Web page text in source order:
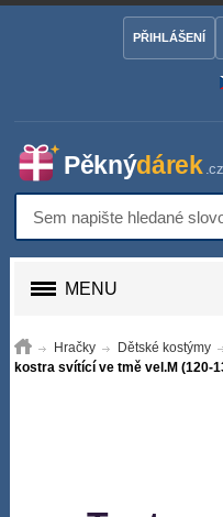
PŘIHLÁŠENÍ
MENU
Hračky Dětské kostýmy
kostra svítící ve tmě vel.M (120-